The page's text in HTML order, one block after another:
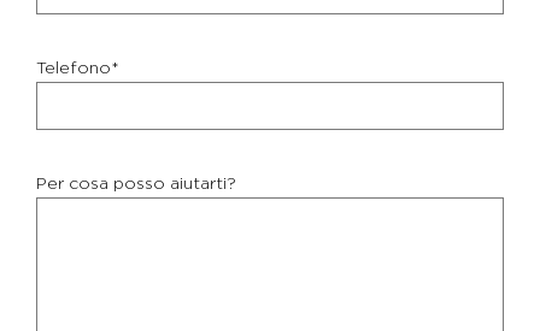
Telefono*
Per cosa posso aiutarti?